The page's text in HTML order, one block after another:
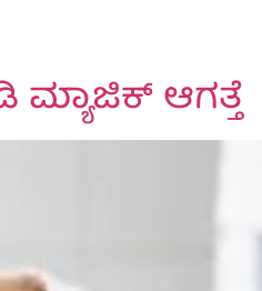
ಆಗತ್ತೆ